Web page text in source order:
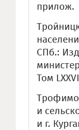
прилож.
СПб.:
Том
и
и г.